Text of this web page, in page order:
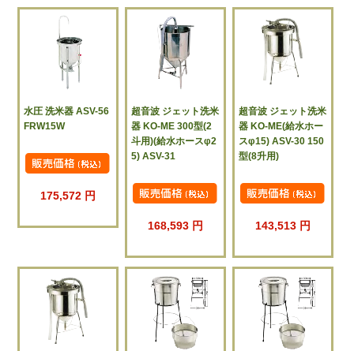
水圧 洗米器 ASV-56
FRW15W
175,572 円
超音波 ジェット洗米
器 KO-ME 300型(2
斗用)(給水ホースφ2
5) ASV-31
168,593 円
超音波 ジェット洗米
器 KO-ME(給水ホー
スφ15) ASV-30 150
型(8升用)
143,513 円